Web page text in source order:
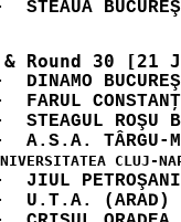
-  DINAMO
-  FARUL
STEAGUL
A.S.A.
-  JIUL
-  U.T.A.